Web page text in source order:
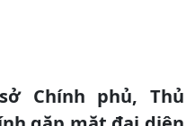
Chính phủ, Thủ